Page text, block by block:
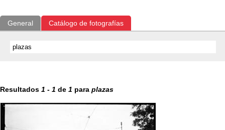
General Catálogo de fotografías
Resultados 1 - 1 de 1 para plazas